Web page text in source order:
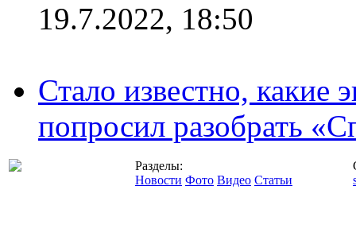
19.7.2022, 18:50
Стало известно, какие
попросил разобрать
Разделы:
Новости Фото Видео Статьи